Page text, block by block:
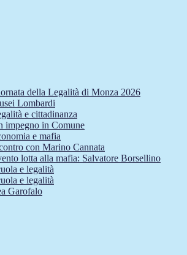
della Legalità di Monza 2026
Lombardi
e cittadinanza
impegno in Comune
e mafia
con Marino Cannata
lotta alla mafia: Salvatore Borsellino
e legalità
e legalità
Garofalo